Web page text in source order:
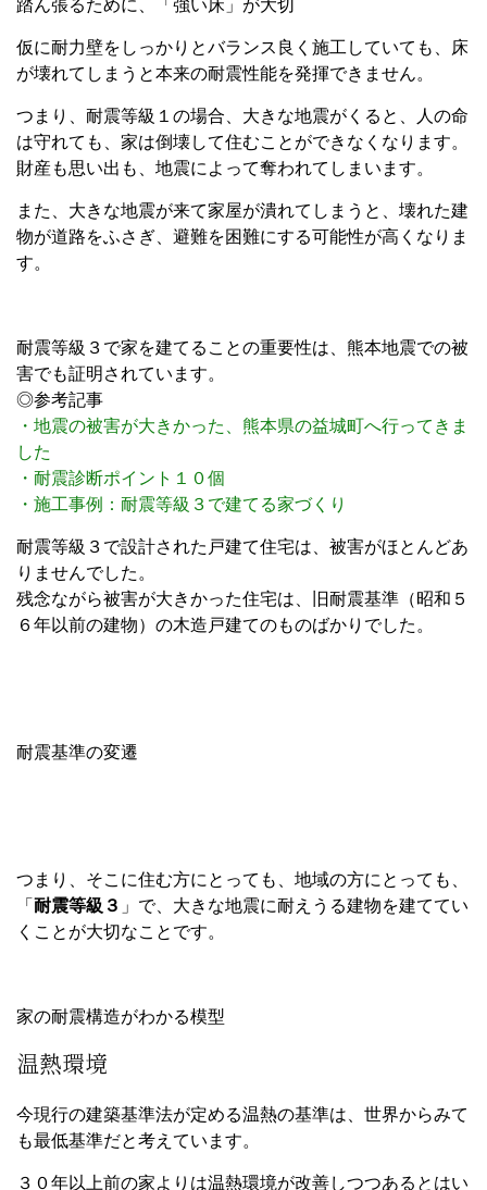
踏ん張るために、「強い床」が大切
仮に耐力壁をしっかりとバランス良く施工していても、床
が壊れてしまうと本来の耐震性能を発揮できません。
つまり、耐震等級１の場合、大きな地震がくると、人の命
は守れても、家は倒壊して住むことができなくなります。
財産も思い出も、地震によって奪われてしまいます。
また、大きな地震が来て家屋が潰れてしまうと、壊れた建
物が道路をふさぎ、避難を困難にする可能性が高くなりま
す。
耐震等級３で家を建てることの重要性は、熊本地震での被
害でも証明されています。
◎参考記事
・地震の被害が大きかった、熊本県の益城町へ行ってきま
した
・耐震診断ポイント１０個
・施工事例：耐震等級３で建てる家づくり
耐震等級３で設計された戸建て住宅は、被害がほとんどあ
りませんでした。
残念ながら被害が大きかった住宅は、旧耐震基準（昭和５
６年以前の建物）の木造戸建てのものばかりでした。
耐震基準の変遷
つまり、そこに住む方にとっても、地域の方にとっても、
「 耐震等級３ 」で、大きな地震に耐えうる建物を建ててい
くことが大切なことです。
家の耐震構造がわかる模型
温熱環境
今現行の建築基準法が定める温熱の基準は、世界からみて
も最低基準だと考えています。
３０年以上前の家よりは温熱環境が改善しつつあるとはい